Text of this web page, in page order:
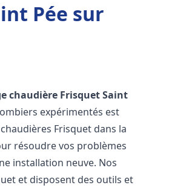
Pée sur
chaudière FrisquetSaint
expérimentés est
Frisquet dans la
résoudre vos problèmes
installation neuve. Nos
et disposent des outils et